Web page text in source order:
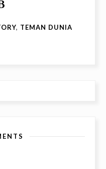
, TEMAN DUNIA